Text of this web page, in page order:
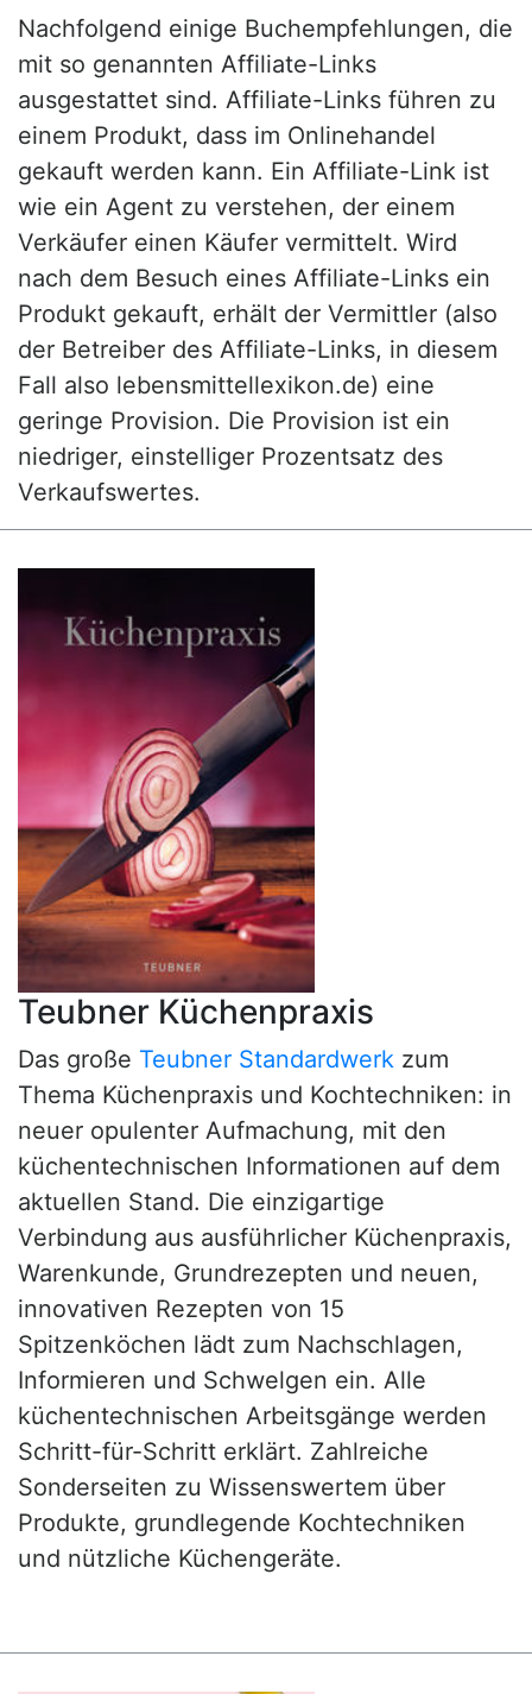
Nachfolgend einige Buchempfehlungen, die
mit so genannten Affiliate-Links
ausgestattet sind. Affiliate-Links führen zu
einem Produkt, dass im Onlinehandel
gekauft werden kann. Ein Affiliate-Link ist
wie ein Agent zu verstehen, der einem
Verkäufer einen Käufer vermittelt. Wird
nach dem Besuch eines Affiliate-Links ein
Produkt gekauft, erhält der Vermittler (also
der Betreiber des Affiliate-Links, in diesem
Fall also lebensmittellexikon.de) eine
geringe Provision. Die Provision ist ein
niedriger, einstelliger Prozentsatz des
Verkaufswertes.
Teubner Küchenpraxis
Das große Teubner Standardwerk zum
Thema Küchenpraxis und Kochtechniken: in
neuer opulenter Aufmachung, mit den
küchentechnischen Informationen auf dem
aktuellen Stand. Die einzigartige
Verbindung aus ausführlicher Küchenpraxis,
Warenkunde, Grundrezepten und neuen,
innovativen Rezepten von 15
Spitzenköchen lädt zum Nachschlagen,
Informieren und Schwelgen ein. Alle
küchentechnischen Arbeitsgänge werden
Schritt-für-Schritt erklärt. Zahlreiche
Sonderseiten zu Wissenswertem über
Produkte, grundlegende Kochtechniken
und nützliche Küchengeräte.